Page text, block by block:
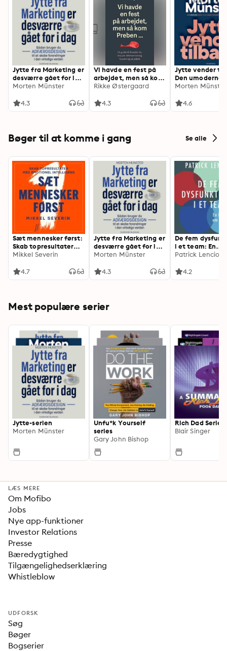
Jytte fra Marketing er
desværre gået for i
dag: Sådan bruger du
skabe forandringer i
Morten Münster
4.3
Vi havde en fest på
arbejdet, men så kom
Preben ...: En guide til,
følelsesmæssig
Rikke Østergaard
4.3
Jytte vender
Den umoderne
til at skabe
alle odds
Morten Münster
4.6
Bøger til at komme i gang Se alle
Sæt mennesker først:
Skab topresultater
med emotionel
Mikkel Severin
4.7
Jytte fra Marketing er
desværre gået for i
dag: Sådan bruger du
skabe forandringer i
Morten Münster
4.3
De fem
i et team: En
fortælling om
Patrick Lencioni
4.2
Mest populære serier
Jytte-serien
Morten Münster
Unfu*k Yourself
series
Gary John Bishop
Rich Dad Series
Blair Singer
LÆS MERE
Om Mofibo
Jobs
Nye app-funktioner
Investor Relations
Presse
Bæredygtighed
Tilgængelighedserklæring
Whistleblow
UDFORSK
Søg
Bøger
Bogserier